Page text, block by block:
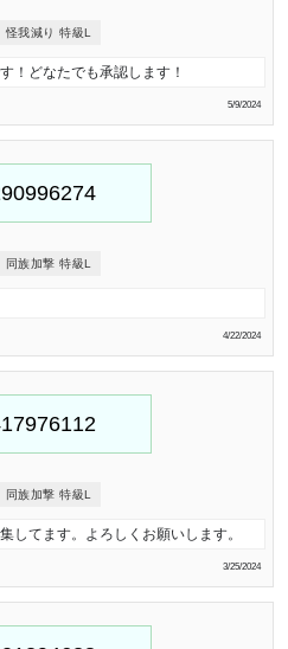
怪我減り 特級L
！どなたでも承認します！
5/9/2024
同族加撃 特級L
4/22/2024
同族加撃 特級L
してます。よろしくお願いします。
3/25/2024